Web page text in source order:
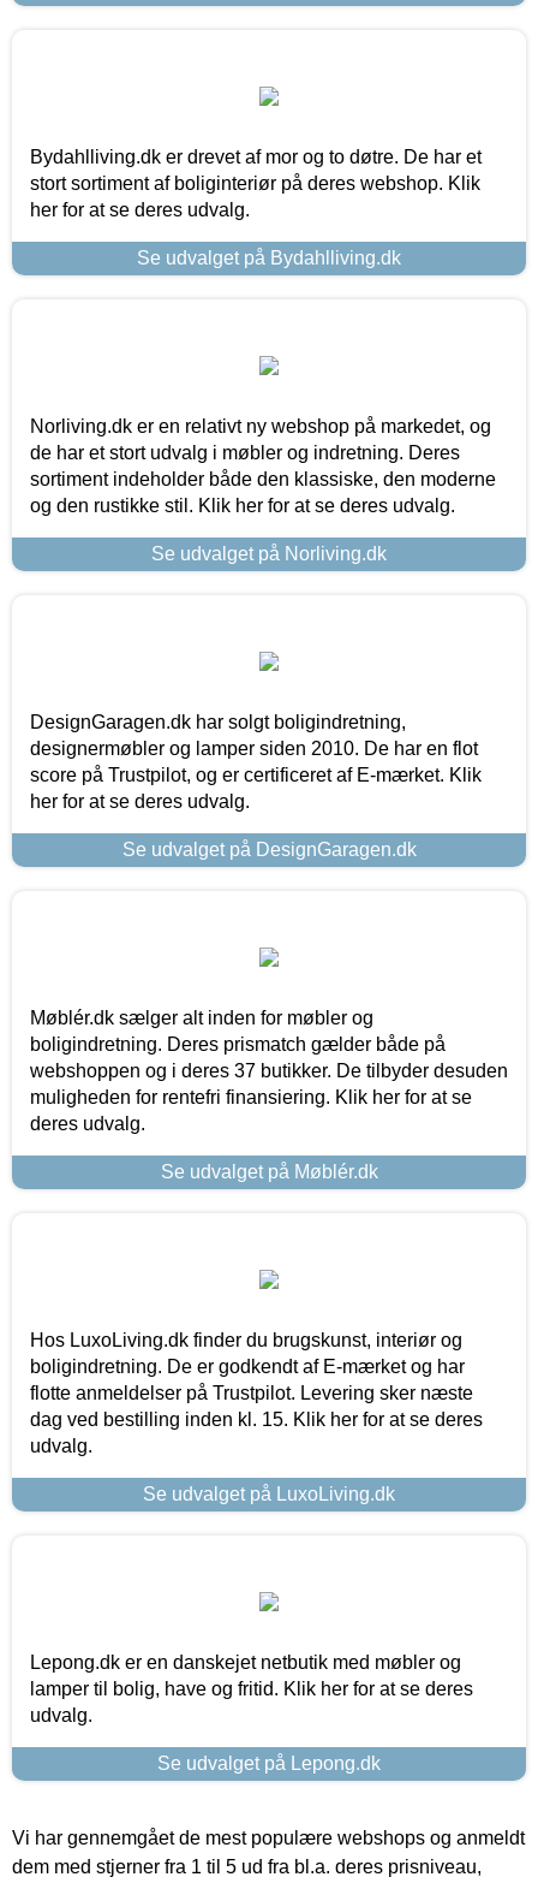
Bydahlliving.dk er drevet af mor og to døtre. De har et
stort sortiment af boliginteriør på deres webshop. Klik
her for at se deres udvalg.
Se udvalget på Bydahlliving.dk
Norliving.dk er en relativt ny webshop på markedet, og
de har et stort udvalg i møbler og indretning. Deres
sortiment indeholder både den klassiske, den moderne
og den rustikke stil. Klik her for at se deres udvalg.
Se udvalget på Norliving.dk
DesignGaragen.dk har solgt boligindretning,
designermøbler og lamper siden 2010. De har en flot
score på Trustpilot, og er certificeret af E-mærket. Klik
her for at se deres udvalg.
Se udvalget på DesignGaragen.dk
Møblér.dk sælger alt inden for møbler og
boligindretning. Deres prismatch gælder både på
webshoppen og i deres 37 butikker. De tilbyder desuden
muligheden for rentefri finansiering. Klik her for at se
deres udvalg.
Se udvalget på Møblér.dk
Hos LuxoLiving.dk finder du brugskunst, interiør og
boligindretning. De er godkendt af E-mærket og har
flotte anmeldelser på Trustpilot. Levering sker næste
dag ved bestilling inden kl. 15. Klik her for at se deres
udvalg.
Se udvalget på LuxoLiving.dk
Lepong.dk er en danskejet netbutik med møbler og
lamper til bolig, have og fritid. Klik her for at se deres
udvalg.
Se udvalget på Lepong.dk
Vi har gennemgået de mest populære webshops og anmeldt
dem med stjerner fra 1 til 5 ud fra bl.a. deres prisniveau,